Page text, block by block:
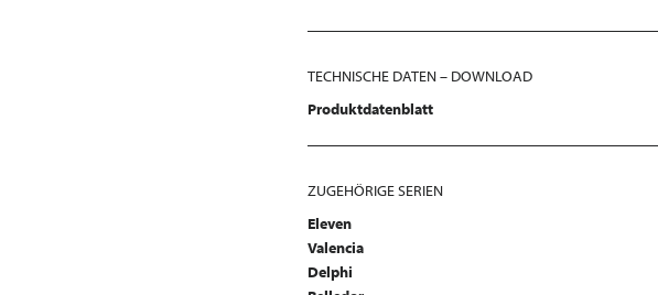
TECHNISCHE DATEN – DOWNLOAD
Produktdatenblatt
ZUGEHÖRIGE SERIEN
Eleven
Valencia
Delphi